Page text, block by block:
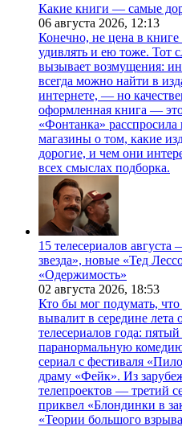
Какие книги — самые
06 августа 2026, 12:13
Конечно, не цена в
удивлять и ею тоже. Тот
вызывает возмущения:
всегда можно найти в
интернете, — но
оформленная книга —
«Фонтанка»
магазины о том, какие
дорогие, и чем они
всех смыслах подборка.
15 телесериалов
звезда», новые «Тед
«Одержимость»
02 августа 2026, 18:53
Кто бы мог подумать,
вывалит в середине
телесериалов года:
паранормальную
сериал с фестиваля
драму «Фейк». Из
телепроектов — третий
приквел «Блондинки в
«Теории большого